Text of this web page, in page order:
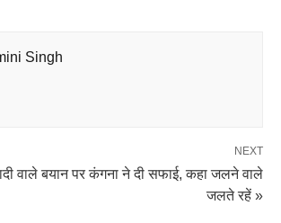
Singh
NEXT
वाले बयान पर कंगना ने दी सफाई, कहा जलने वाले
जलते रहें »